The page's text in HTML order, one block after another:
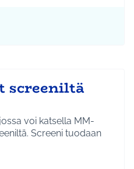
screeniltä
voi katsella MM-
Screeni tuodaan